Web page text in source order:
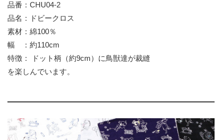
品番：CHU04-2
品名：ドビークロス
素材：綿100％
幅 ：約110cm
特徴： ドット柄（約9cm）に鳥獣達が裁縫
を楽しんでいます。